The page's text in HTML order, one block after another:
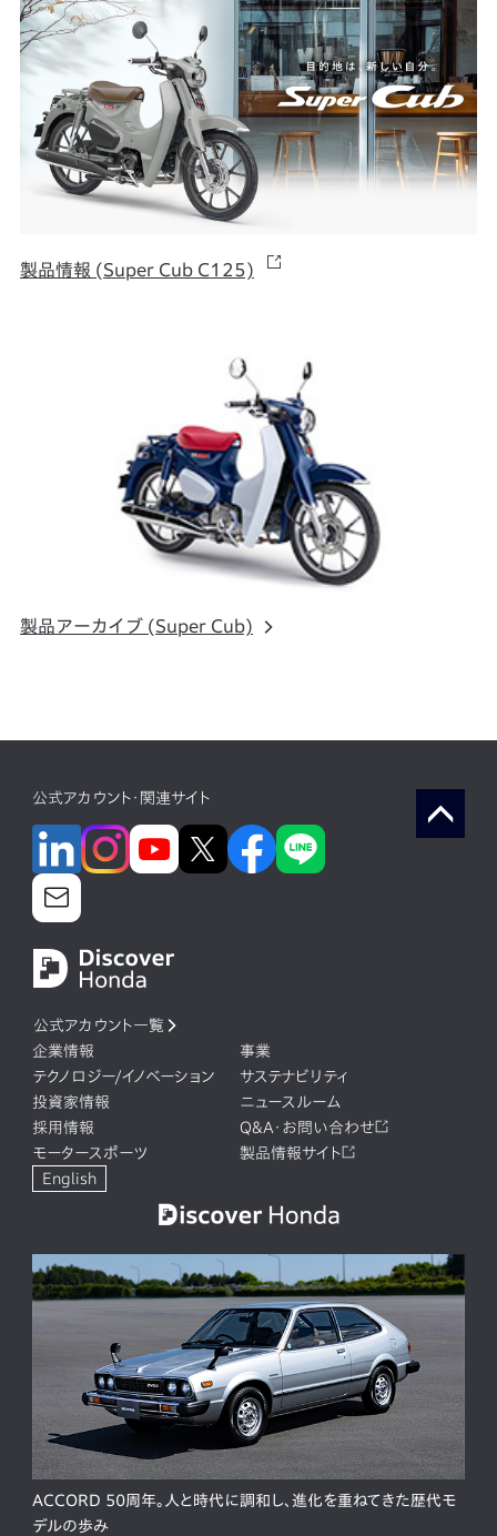
製品情報 (Super Cub C125)
製品アーカイブ (Super Cub)
公式アカウント・関連サイト
公式アカウント一覧
企業情報
事業
テクノロジー/イノベーション
サステナビリティ
投資家情報
ニュースルーム
採用情報
Q&A・お問い合わせ
モータースポーツ
製品情報サイト
English
ACCORD 50周年。人と時代に調和し、進化を重ねてきた歴代モ
デルの歩み